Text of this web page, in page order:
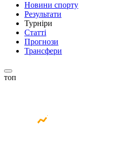
Новини спорту
Результати
Турніри
Статті
Прогнози
Трансфери
топ